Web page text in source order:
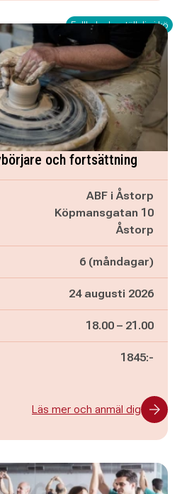
Fullbokad – ställ dig i kö
och fortsättning
ABF i Åstorp
Köpmansgatan 10
Åstorp
6 (måndagar)
24 augusti 2026
Pågår mellan
18.00 – och
21.00
1845:-
Läs mer och anmäl dig